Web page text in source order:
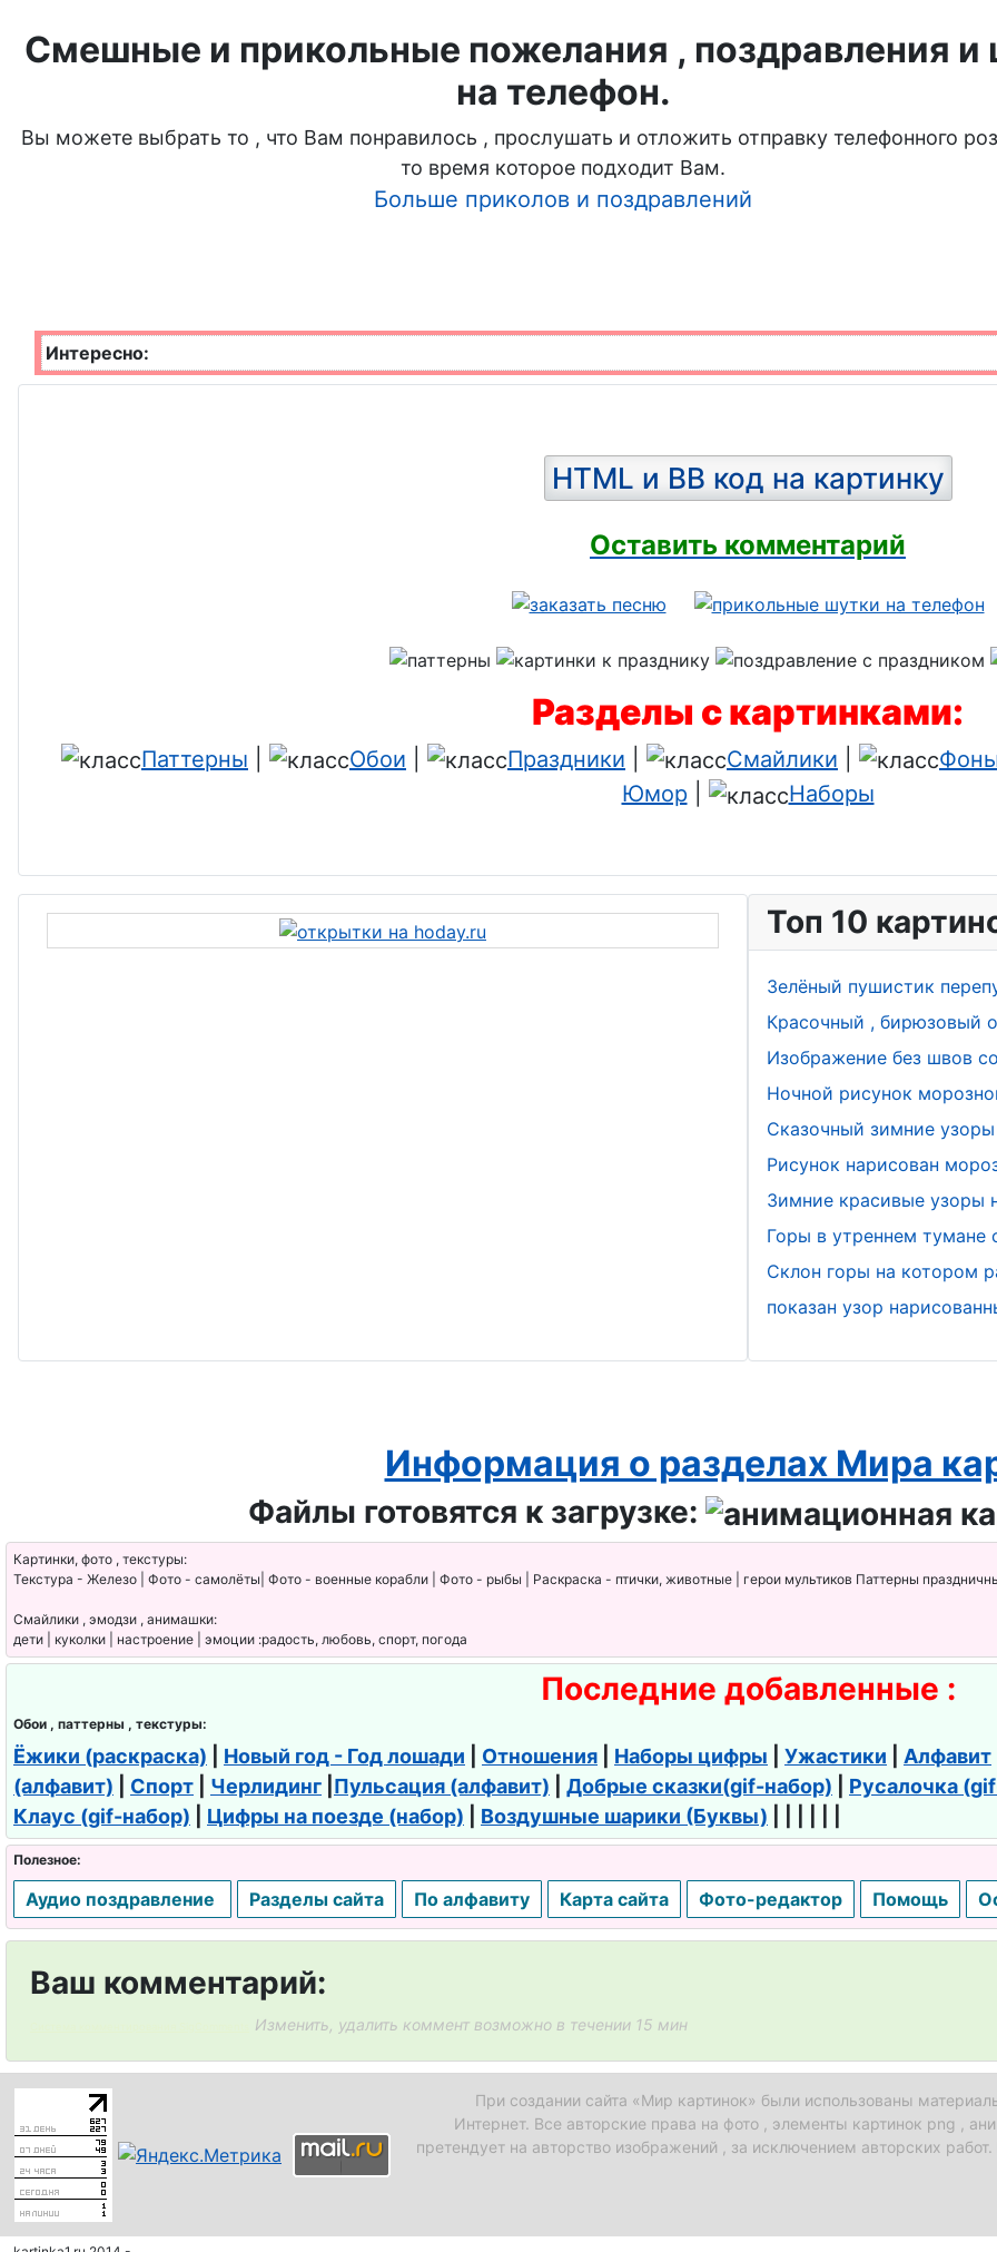
День морской пехоты
День Матери
Смешные и прикольные пожелания , поздравления и
на телефон.
Вы можете выбрать то , что Вам понравилось , прослушать и отложить отправку телефонного
то время которое подходит Вам.
Больше приколов и поздравлений
Интересно:
HTML и BB код на картинку
Оставить комментарий
Разделы с картинками:
Паттерны Обои Праздники Смайлики
Юмор| Наборы
Топ 10
Зелёный пушистик
Красочный , бирюзовый
Изображение без швов
Ночной рисунок
Сказочный зимние
Рисунок нарисован
Зимние красивые узоры
Горы в утреннем
Склон горы на котором
показан узор
Информация о разделах Мира
Файлы готовятся к загрузке:
Картинки, фото , текстуры:
Текстура - Железо | Фото - самолёты| Фото - военные корабли | Фото - рыбы | Раскраска - птички, животные | герои мультиков Паттерны
Смайлики , эмодзи , анимашки:
дети | куколки | настроение | эмоции :радость, любовь, спорт, погода
Последние добавленные :
Обои , паттерны , текстуры:
Ёжики (раскраска) Новый год - Год лошади Отношения Наборы цифры Ужастики Алфавит
(алфавит)
Спорт Черлидинг Пульсация (алфавит) Добрые сказки(gif-набор) Русалочка
Клаус (gif-набор)
Цифры на поезде (набор) Воздушные шарики (Буквы)
Полезное:
Аудио поздравление Разделы сайта По алфавиту Карта сайта Фото-редактор Помощь
Ваш комментарий:
Изменить, удалить коммент возможно в течении 15 мин
При создании сайта «Мир картинок» были использованы
Интернет. Все авторские права на фото , элементы картинок png ,
претендует на авторство изображений , за исключением авторских работ.